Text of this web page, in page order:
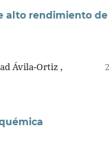
alto rendimiento de
Ávila-Ortiz ,